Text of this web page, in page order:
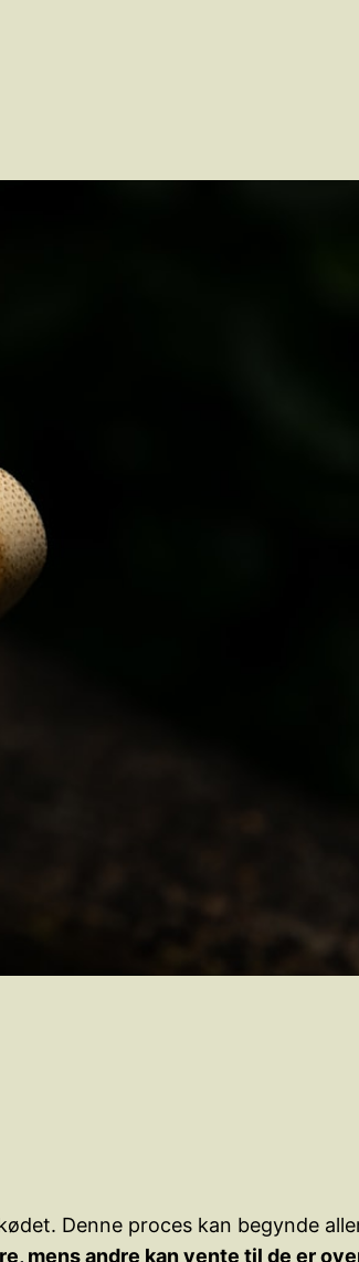
Denne proces kan begynde
mens andre kan vente til de er